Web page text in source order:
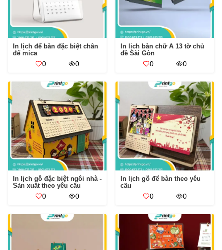
In lịch để bàn đặc biệt chân
đế mica
0 0
In lịch bàn chữ A 13 tờ chủ
đề Sài Gòn
0 0
In lịch gỗ đặc biệt ngôi nhà -
Sản xuất theo yêu cầu
0 0
In lịch gỗ để bàn theo yêu
cầu
0 0